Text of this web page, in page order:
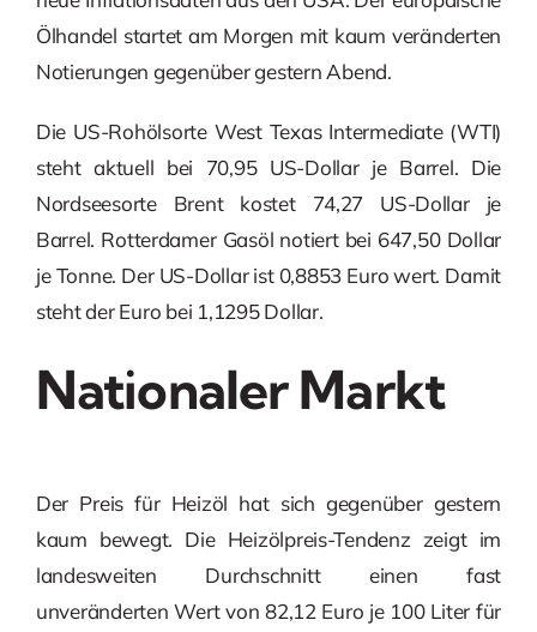
Ölhandel startet am Morgen mit kaum veränderten
Notierungen gegenüber gestern Abend.
Die US-Rohölsorte West Texas Intermediate (WTI)
steht aktuell bei 70,95 US-Dollar je Barrel. Die
Nordseesorte Brent kostet 74,27 US-Dollar je
Barrel. Rotterdamer Gasöl notiert bei 647,50 Dollar
je Tonne. Der US-Dollar ist 0,8853 Euro wert. Damit
steht der Euro bei 1,1295 Dollar.
Nationaler Markt
Der Preis für Heizöl hat sich gegenüber gestern
kaum bewegt. Die Heizölpreis-Tendenz zeigt im
landesweiten Durchschnitt einen fast
unveränderten Wert von 82,12 Euro je 100 Liter für